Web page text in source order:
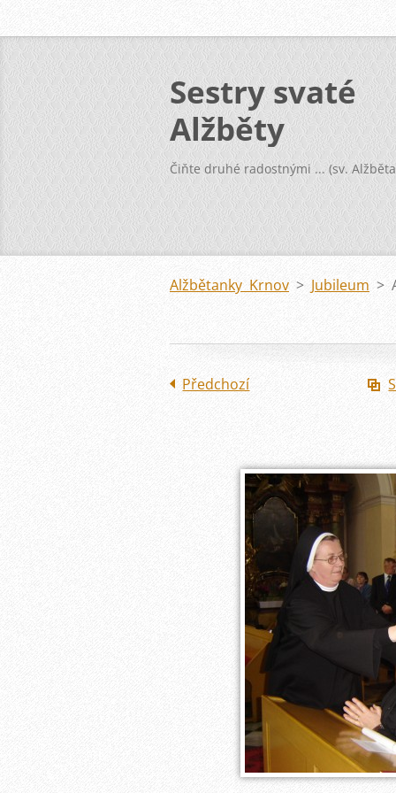
Sestry svaté
Alžběty
Čiňte druhé radostnými ... (sv.
Alžbětanky Krnov > Jubileum >
Předchozí